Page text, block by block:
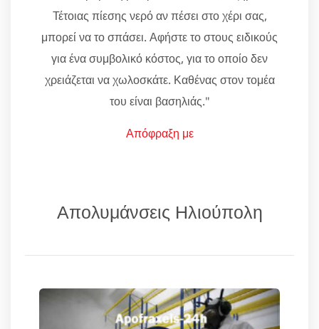
Τέτοιας πίεσης νερό αν πέσει στο χέρι σας,
μπορεί να το σπάσει. Αφήστε το στους ειδικούς
για ένα συμβολικό κόστος, για το οποίο δεν
χρειάζεται να χωλοσκάτε. Καθένας στον τομέα
του είναι βασηλιάς."
Απόφραξη με
Απολυμάνσεις Ηλιούπολη